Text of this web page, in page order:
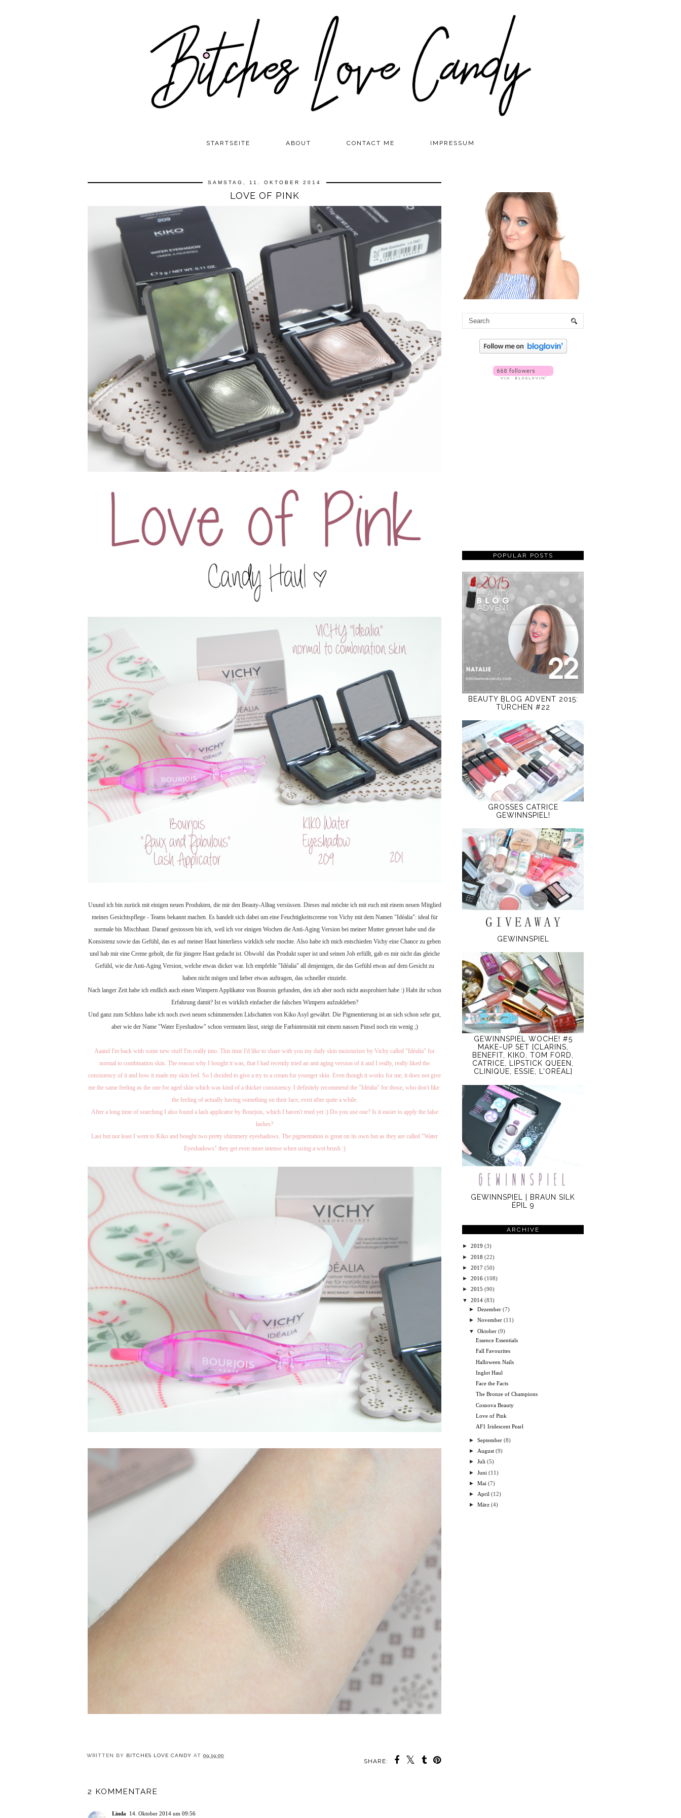
STARTSEITE ABOUT CONTACT ME IMPRESSUM
SAMSTAG, 11. OKTOBER 2014
LOVE OF PINK
Uuund ich bin zurück mit einigen neuen Produkten, die mir den Beauty-Alltag versüssen. Dieses mal möchte ich mit euch mit einem neuen Mitglied
meines Gesichtspflege - Teams bekannt machen. Es handelt sich dabei um eine Feuchtigkeitscreme von Vichy mit dem Namen "Idéalia": ideal für
normale bis Mischhaut. Darauf gestossen bin ich, weil ich vor einigen Wochen die Anti-Aging Version bei meiner Mutter getestet habe und die
Konsistenz sowie das Gefühl, das es auf meiner Haut hinterliess wirklich sehr mochte. Also habe ich mich entschieden Vichy eine Chance zu geben
und hab mir eine Creme geholt, die für jüngere Haut gedacht ist. Obwohl das Produkt super ist und seinen Job erfüllt, gab es mir nicht das gleiche
Gefühl, wie die Anti-Aging Version, welche etwas dicker war. Ich empfehle "Idéalia" all denjenigen, die das Gefühl etwas auf dem Gesicht zu
haben nicht mögen und lieber etwas auftragen, das schneller einzieht.
Nach langer Zeit habe ich endlich auch einen Wimpern Applikator von Bourois gefunden, den ich aber noch nicht ausprobiert habe :) Habt ihr schon
Erfahrung damit? Ist es wirklich einfacher die falschen Wimpern aufzukleben?
Und ganz zum Schluss habe ich noch zwei neuen schimmernden Lidschatten von Kiko Asyl gewährt. Die Pigmentierung ist an sich schon sehr gut,
aber wie der Name "Water Eyeshadow" schon vermuten lässt, steigt die Farbintensität mit einem nassen Pinsel noch ein wenig ;)
Aaand I'm back with some new stuff I'm really into. This time I'd like to share with you my daily skin moisturizer by Vichy called "Idéalia" for
normal to combination skin. The reason why I bought it was, that I had recently tried an anti aging version of it and I really, really liked the
consistency of it and how it made my skin feel. So I decided to give a try to a cream for younger skin. Even though it works for me, it does not give
me the same feeling as the one for aged skin which was kind of a thicker consistency. I definitely recommend the "Idéalia" for those, who don't like
the feeling of actually having something on their face, even after quite a while.
After a long time of searching I also found a lash applicator by Bourjois, which I haven't tried yet :) Do you use one? Is it easier to apply the false
lashes?
Last but not least I went to Kiko and bought two pretty shimmery eyeshadows. The pigmentation is great on its own but as they are called "Water
Eyeshadows" they get even more intense when using a wet brush :)
SHARE:
WRITTEN BY BITCHES LOVE CANDY AT 09:19:00
2 KOMMENTARE
Linda 14. Oktober 2014 um 09:56
POPULAR POSTS
BEAUTY BLOG ADVENT 2015:
TÜRCHEN #22
GROSSES CATRICE
GEWINNSPIEL!
GEWINNSPIEL
GEWINNSPIEL WOCHE! #5
MAKE-UP SET [CLARINS,
BENEFIT, KIKO, TOM FORD,
CATRICE, LIPSTICK QUEEN,
CLINIQUE, ESSIE, L'ORÉAL]
GEWINNSPIEL | BRAUN SILK
ÉPIL 9
ARCHIVE
► 2019 (3)
► 2018 (22)
► 2017 (50)
► 2016 (108)
► 2015 (90)
▼
2014 (83)
►Dezember (7)
►November (11)
▼
Oktober (9)
Essence Essentials
Fall Favourites
Halloween Nails
Inglot Haul
Face the Facts
The Bronze of Champions
Cosnova Beauty
Love of Pink
AF1 Iridescent Pearl
►September (8)
► August (9)
►Juli (5)
►Juni (11)
►Mai (7)
► April (12)
►März (4)